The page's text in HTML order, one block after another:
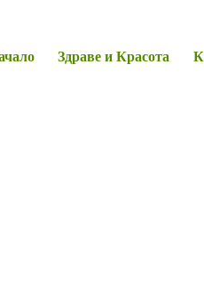
Здраве и Красота